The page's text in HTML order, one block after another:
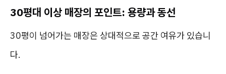
30평대 이상 매장의 포인트: 용량과 동선
30평이 넘어가는 매장은 상대적으로 공간 여유가 있습니
다.